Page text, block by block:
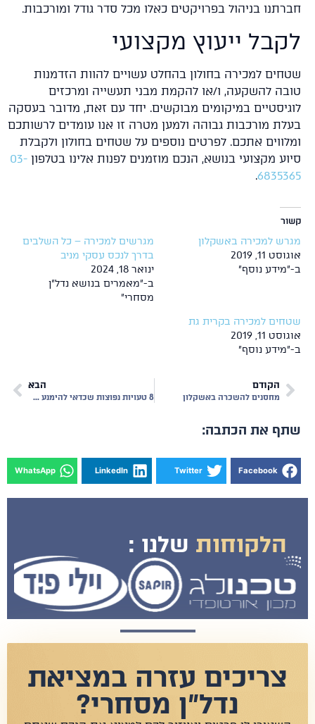
בניהול בפרויקטים כאלו מכל סדר גודל ומורכבות.
ייעוץ מקצועי
למכירה בחולון בהחלט עשויים להוות הזדמנות
להשקעה, ו/או להקמת מבני תעשייה ומרכזים
במיקומים מבוקשים. יחד עם זאת, מדובר בעסקה
מורכבות גבוהה ולמען מטרה זו אנו עומדים לרשותכם
אתכם. לפרטים נוספים על שטחים בחולון ולקבלת
מקצועי בנושא, הנכם מוזמנים לפנות אלינו בטלפון03-
.
למכירה באשקלון
11, 2019
נוסף"
מגרשים למכירה – כל השלבים
בדרך לנכס עסקי מניב
ינואר 18, 2024
ב-"מאמרים בנושא נדל"ן
מסחרי"
למכירה בקרית גת
11, 2019
נוסף"
הקודם
מחסנים להשכרה באשקלון 8 טעויות נפוצות שכדאי להימנע מהן לפני שבוחרים מבנה תעשייה להשכרה
את הכתבה:
Facebook
Twitter
LinkedIn
WhatsApp
הלקוחותשלנו :
צריכים עזרה במציאת
נדל"ן מסחרי?